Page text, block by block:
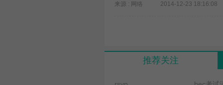
来源 : 网络 2014-12-23 18:16:08
推荐关注